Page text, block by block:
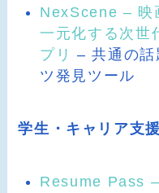
NexScene – 映
一元化する次世
プリ – 共通の話
ツ発見ツール
学生・キャリア支
Resume Pass